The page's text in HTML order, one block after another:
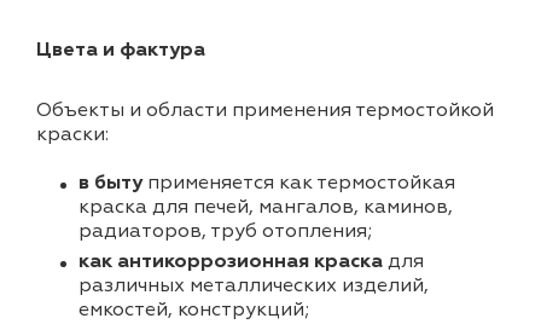
Цвета и фактура
Объекты и области применения термостойкой
краски:
в быту применяется как термостойкая
краска для печей, мангалов, каминов,
радиаторов, труб отопления;
как антикоррозионная краска для
различных металлических изделий,
емкостей, конструкций;